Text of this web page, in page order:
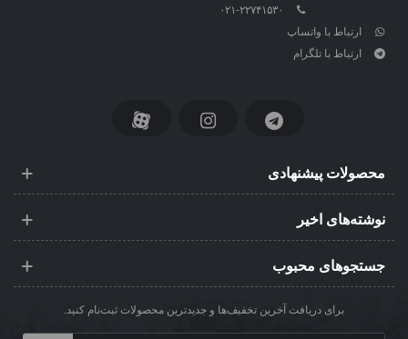
۰۲۱-۲۲۷۴۱۵۳۰
ارتباط با واتساپ
ارتباط با تلگرام
محصولات پیشنهادی
نوشته‌های اخیر
جستجوهای محبوب
برای دریافت آخرین تخفیف‌ها و جدیدترین محصولات ثبت‌نام کنید.